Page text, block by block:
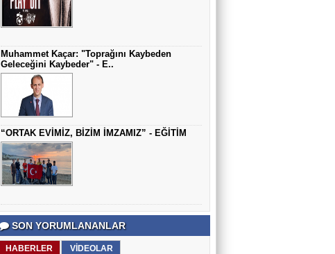
Muhammet Kaçar: "Toprağını Kaybeden
Geleceğini Kaybeder" - E..
“ORTAK EVİMİZ, BİZİM İMZAMIZ” - EĞİTİM
SON YORUMLANANLAR
HABERLER VİDEOLAR